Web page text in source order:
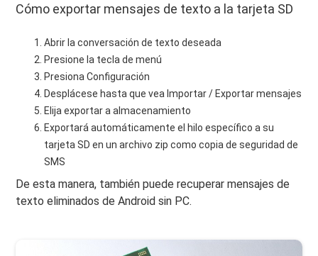
Cómo exportar mensajes de texto a la tarjeta SD
Abrir la conversación de texto deseada
Presione la tecla de menú
Presiona Configuración
Desplácese hasta que vea Importar / Exportar mensajes
Elija exportar a almacenamiento
Exportará automáticamente el hilo específico a su
tarjeta SD en un archivo zip como copia de seguridad de
SMS
De esta manera, también puede recuperar mensajes de
texto eliminados de Android sin PC.